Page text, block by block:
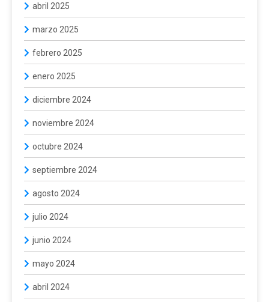
abril 2025
marzo 2025
febrero 2025
enero 2025
diciembre 2024
noviembre 2024
octubre 2024
septiembre 2024
agosto 2024
julio 2024
junio 2024
mayo 2024
abril 2024